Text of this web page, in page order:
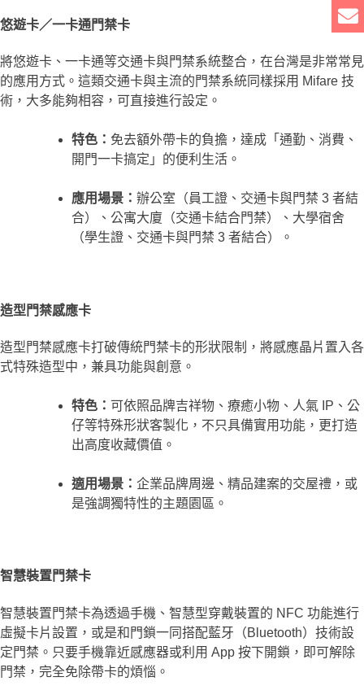
悠遊卡／一卡通門禁卡
將悠遊卡、一卡通等交通卡與門禁系統整合，在台灣是非常常見
的應用方式。這類交通卡與主流的門禁系統同樣採用 Mifare 技
術，大多能夠相容，可直接進行設定。
特色： 免去額外帶卡的負擔，達成「通勤、消費、
開門一卡搞定」的便利生活。
應用場景： 辦公室（員工證、交通卡與門禁 3 者結
合）、公寓大廈（交通卡結合門禁）、大學宿舍
（學生證、交通卡與門禁 3 者結合）。
造型門禁感應卡
造型門禁感應卡打破傳統門禁卡的形狀限制，將感應晶片置入各
式特殊造型中，兼具功能與創意。
特色： 可依照品牌吉祥物、療癒小物、人氣 IP、公
仔等特殊形狀客製化，不只具備實用功能，更打造
出高度收藏價值。
適用場景： 企業品牌周邊、精品建案的交屋禮，或
是強調獨特性的主題園區。
智慧裝置門禁卡
智慧裝置門禁卡為透過手機、智慧型穿戴裝置的 NFC 功能進行
虛擬卡片設置，或是和門鎖一同搭配藍牙（Bluetooth）技術設
定門禁。只要手機靠近感應器或利用 App 按下開鎖，即可解除
門禁，完全免除帶卡的煩惱。